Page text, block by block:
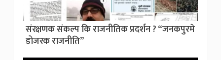
संरक्षणक संकल्प कि राजनीतिक प्रदर्शन ? “जनकपुरमे
डोजरक राजनीति”